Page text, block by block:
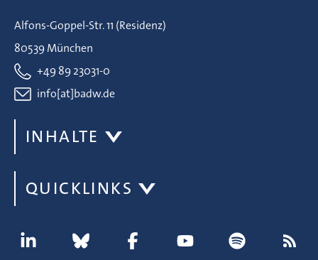
Alfons-Goppel-Str. 11 (Residenz)
80539 München
+49 89 23031-0
info[at]badw.de
INHALTE
QUICKLINKS